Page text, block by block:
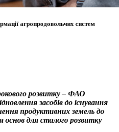
агропродовольчих систем
розвитку – ФАО
засобів до існування
продуктивних земель до
для сталого розвитку